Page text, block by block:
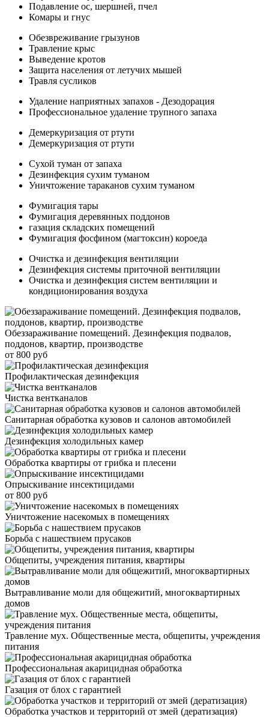
Подавление ос, шершней, пчел
Комары и гнус
Обезвреживание грызунов
Травление крыс
Выведение кротов
Защита населения от летучих мышей
Травля сусликов
Удаление наприятных запахов - Дезодорация
Профессиональное удаление трупного запаха
Демеркуризация от ртути
Демеркуризация от ртути
Сухой туман от запаха
Дезинфекция сухим туманом
Уничтожение тараканов сухим туманом
Фумигация тары
Фумигация деревянных поддонов
газация складских помещений
Фумигация фосфином (магтоксин) короеда
Очистка и дезинфекция вентиляции
Дезинфекция системы приточной вентиляции
Очистка и дезинфекция систем вентиляции и
кондиционирования воздуха
Обеззараживание помещений. Дезинфекция подвалов,
поддонов, квартир, производстве
от 800 руб
Профилактическая дезинфекция
Чистка вентканалов
Санитарная обработка кузовов и салонов автомобилей
Дезинфекция холодильных камер
Обработка квартиры от грибка и плесени
Опрыскивание инсектицидами
от 800 руб
Уничтожение насекомых в помещениях
Борьба с нашествием прусаков
Общепиты, учреждения питания, квартиры
Вытравливание моли для общежитий, многоквартирных
домов
Травление мух. Общественные места, общепиты, учреждения
питания
Профессиональная акарицидная обработка
Газация от блох с гарантией
Обработка участков и территорий от змей (дератизация)